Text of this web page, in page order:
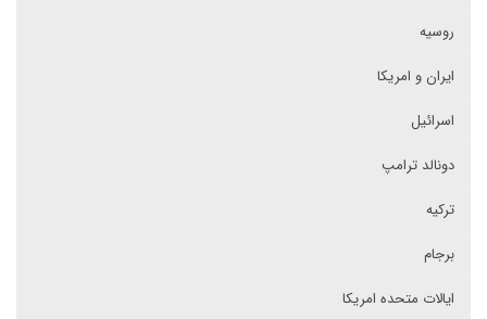
روسیه
ایران و امریکا
اسرائیل
دونالد ترامپ
ترکیه
برجام
ایالات متحده امریکا